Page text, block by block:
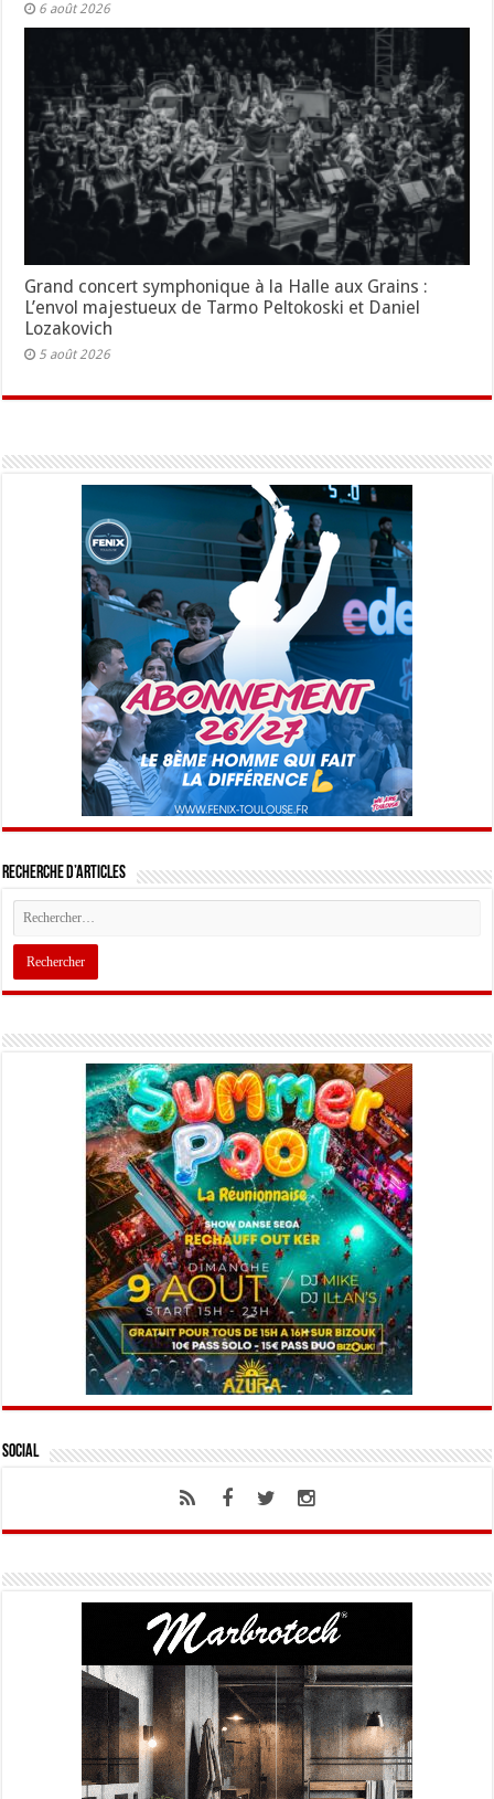
6 août 2026
Grand concert symphonique à la Halle aux Grains :
L’envol majestueux de Tarmo Peltokoski et Daniel
Lozakovich
5 août 2026
Recherche d’articles
Social